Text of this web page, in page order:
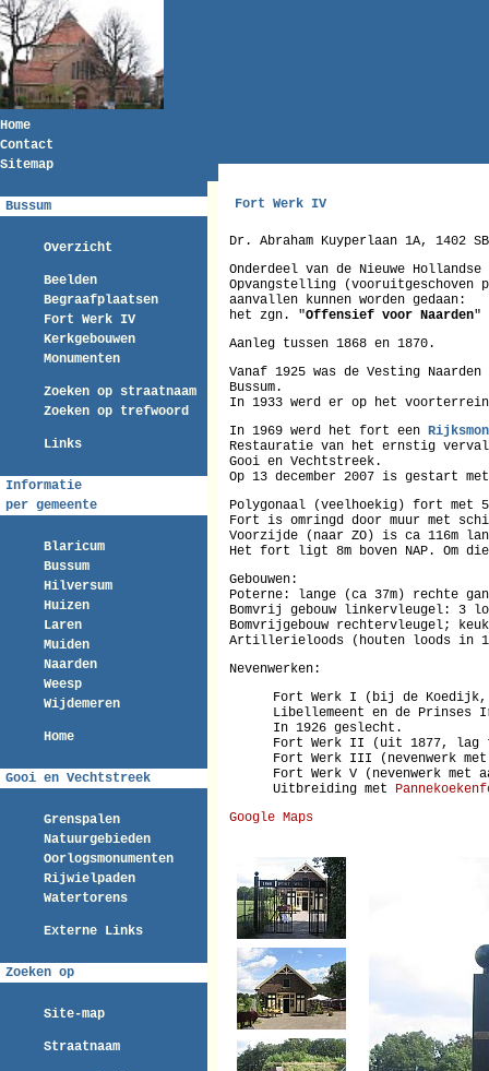
Home
Contact
Sitemap
Bussum
Overzicht
Beelden
Begraafplaatsen
Fort Werk IV
Kerkgebouwen
Monumenten
Zoeken op straatnaam
Zoeken op trefwoord
Links
Informatie
per gemeente
Blaricum
Bussum
Hilversum
Huizen
Laren
Muiden
Naarden
Weesp
Wijdemeren
Home
Gooi en Vechtstreek
Grenspalen
Natuurgebieden
Oorlogsmonumenten
Rijwielpaden
Watertorens
Externe Links
Zoeken op
Site-map
Straatnaam
Fort Werk IV
Dr. Abraham Kuyperlaan 1A, 1402
Onderdeel van de Nieuwe
Opvangstelling
aanvallen kunnen worden gedaan:
het zgn. "Offensief voor Naarden"
Aanleg tussen 1868 en 1870.
Vanaf 1925 was de Vesting
Bussum.
In 1933 werd er op het
In 1969 werd het fort een
Restauratie van het ernstig
Gooi en Vechtstreek.
Op 13 december 2007 is gestart
Polygonaal (veelhoekig) fort met 5
Fort is omringd door muur met
Voorzijde (naar ZO) is ca 116m
Het fort ligt 8m boven NAP. Om
Gebouwen:
Poterne: lange (ca 37m) rechte
Bomvrij gebouw linkervleugel: 3
Bomvrijgebouw rechtervleugel;
Artillerieloods (houten loods in
Nevenwerken:
Fort Werk I (bij de Koedijk,
Libellemeent en de Prinses
In 1926 geslecht.
Fort Werk II (uit 1877, lag
Fort Werk III (nevenwerk
Fort Werk V (nevenwerk
Uitbreiding met
Google Maps